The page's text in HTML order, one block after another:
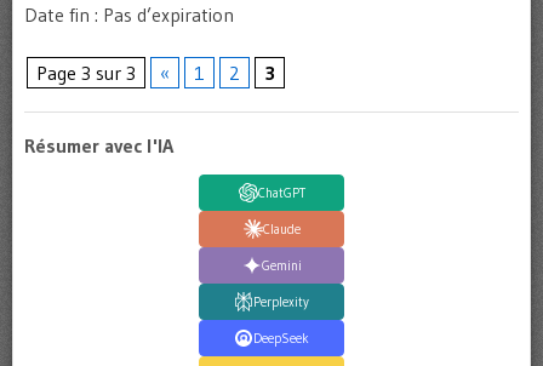
Date fin : Pas d’expiration
Page 3 sur 3 « 1 2 3
Résumer avec l'IA
ChatGPT
Claude
Gemini
Perplexity
DeepSeek